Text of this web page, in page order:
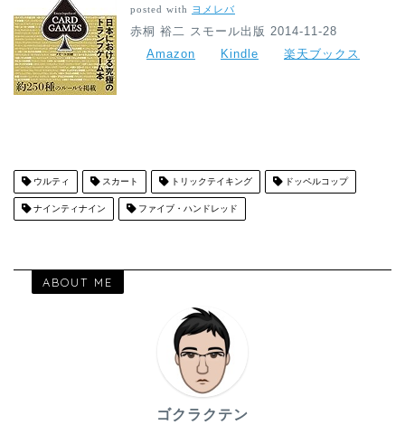
posted with ヨメレバ
赤桐 裕二 スモール出版 2014-11-28
Amazon
Kindle 楽天ブックス
ウルティ スカート トリックテイキング ドッペルコップ
ナインティナイン ファイブ・ハンドレッド
ABOUT ME
ゴクラクテン